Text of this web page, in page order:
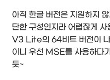
아직 한글 버전은 지원하지
단한 구성인지라 어렵잖게
V3 Lite의 64비트 버전이 나
이니 우선 MSE를 사용하다
듯~